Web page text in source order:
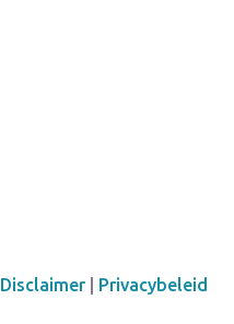
Disclaimer| Privacybeleid